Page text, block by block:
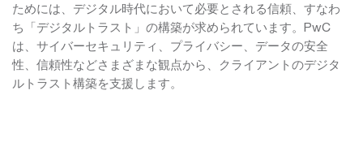
ためには、デジタル時代において必要とされる信頼、すなわ
ち「デジタルトラスト」の構築が求められています。PwC
は、サイバーセキュリティ、プライバシー、データの安全
性、信頼性などさまざまな観点から、クライアントのデジタ
ルトラスト構築を支援します。